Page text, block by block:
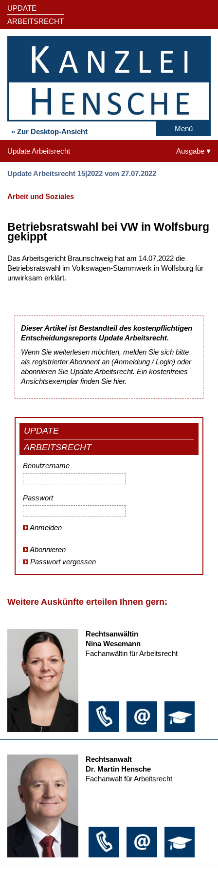
UPDATE
ARBEITSRECHT
» Zur Desktop-Ansicht Menü
Update Arbeitsrecht Ausgabe
Update Arbeitsrecht 15|2022 vom 27.07.2022
Arbeit und Soziales
Betriebsratswahl bei VW in Wolfsburg
gekippt
Das Arbeitsgericht Braunschweig hat am 14.07.2022 die
Betriebsratswahl im Volkswagen-Stammwerk in Wolfsburg für
unwirksam erklärt.
Dieser Artikel ist Bestandteil des kostenpflichtigen
Entscheidungsreports Update Arbeitsrecht.
Wenn Sie weiterlesen möchten, melden Sie sich bitte
als registrierter Abonnent an (Anmeldung / Login) oder
abonnieren Sie Update Arbeitsrecht. Ein kostenfreies
Ansichtsexemplar finden Sie hier.
UPDATE
ARBEITSRECHT
Benutzername
Passwort
Anmelden
Abonnieren
Passwort vergessen
Weitere Auskünfte erteilen Ihnen gern:
Rechtsanwältin
Nina Wesemann
Fachanwältin für Arbeitsrecht
Rechtsanwalt
Dr. Martin Hensche
Fachanwalt für Arbeitsrecht